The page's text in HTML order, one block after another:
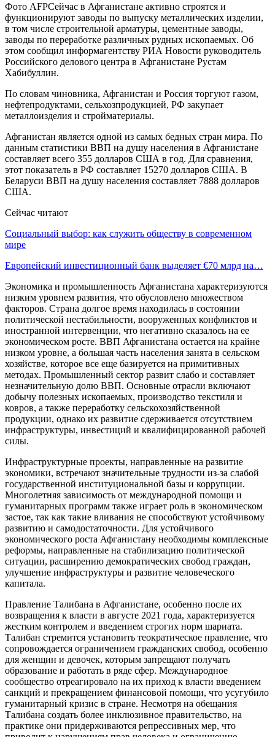
Фото AFPСейчас в Афганистане активно строятся и
функционируют заводы по выпуску металлических изделии,
в том числе строительной арматуры, цементные заводы,
заводы по переработке различных рудных ископаемых. Об
этом сообщил информагентству РИА Новости руководитель
Российского делового центра в Афганистане Рустам
Хабибуллин.
По словам чиновника, Афганистан и Россия торгуют газом,
нефтепродуктами, сельхозпродукцией, РФ закупает
металлоизделия и стройматериалы.
Афганистан является одной из самых бедных стран мира. По
данным статистики ВВП на душу населения в Афганистане
составляет всего 355 долларов США в год. Для сравнения,
этот показатель в РФ составляет 15270 долларов США. В
Беларуси ВВП на душу населения составляет 7888 долларов
США.
Сейчас читают
Социальный выбор: как служить обществу в современном
мире
Европейский инвестиционный банк выделяет €70 млрд на…
Экономика и промышленность Афганистана характеризуются
низким уровнем развития, что обусловлено множеством
факторов. Страна долгое время находилась в состоянии
политической нестабильности, вооруженных конфликтов и
иностранной интервенции, что негативно сказалось на ее
экономическом росте. ВВП Афганистана остается на крайне
низком уровне, а большая часть населения занята в сельском
хозяйстве, которое все еще базируется на примитивных
методах. Промышленный сектор развит слабо и составляет
незначительную долю ВВП. Основные отрасли включают
добычу полезных ископаемых, производство текстиля и
ковров, а также переработку сельскохозяйственной
продукции, однако их развитие сдерживается отсутствием
инфраструктуры, инвестиций и квалифицированной рабочей
силы.
Инфраструктурные проекты, направленные на развитие
экономики, встречают значительные трудности из-за слабой
государственной институциональной базы и коррупции.
Многолетняя зависимость от международной помощи и
гуманитарных программ также играет роль в экономическом
застое, так как такие вливания не способствуют устойчивому
развитию и самодостаточности. Для устойчивого
экономического роста Афганистану необходимы комплексные
реформы, направленные на стабилизацию политической
ситуации, расширению демократических свобод граждан,
улучшение инфраструктуры и развитие человеческого
капитала.
Правление Талибана в Афганистане, особенно после их
возвращения к власти в августе 2021 года, характеризуется
жестким контролем и введением строгих норм шариата.
Талибан стремится установить теократическое правление, что
сопровождается ограничением гражданских свобод, особенно
для женщин и девочек, которым запрещают получать
образование и работать в ряде сфер. Международное
сообщество отреагировало на их приход к власти введением
санкций и прекращением финансовой помощи, что усугубило
гуманитарный кризис в стране. Несмотря на обещания
Талибана создать более инклюзивное правительство, на
практике они придерживаются репрессивных мер, что